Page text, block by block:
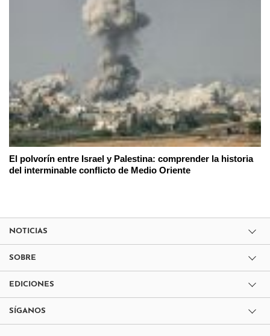
El polvorín entre Israel y Palestina: comprender la historia
del interminable conflicto de Medio Oriente
NOTICIAS
SOBRE
EDICIONES
SÍGANOS